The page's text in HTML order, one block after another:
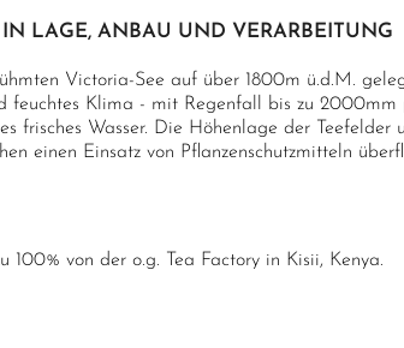
LAGE, ANBAU UND VERARBEITUNG
Victoria-See auf über 1800m ü.d.M.
feuchtes Klima - mit Regenfall bis zu 2000mm
frisches Wasser. Die Höhenlage der
einen Einsatz von Pflanzenschutzmitteln
100% von der o.g. Tea Factory in Kisii, Kenya.